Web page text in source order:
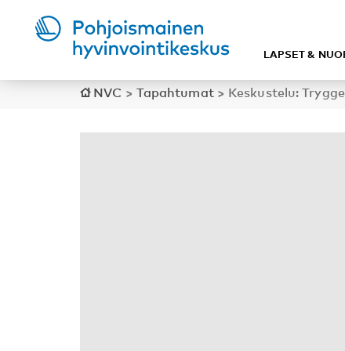
LAPSET &
NVC > Tapahtumat> Keskustelu: